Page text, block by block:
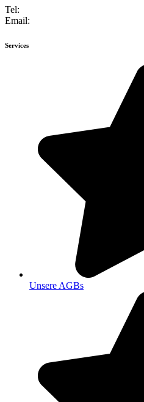
Tel:
Email:
Services
Unsere AGBs